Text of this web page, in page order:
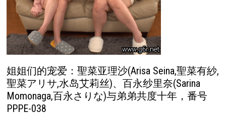
姐姐们的宠爱：聖菜亚理沙(Arisa Seina,聖菜有紗,
聖菜アリサ,水岛艾莉丝)、百永纱里奈(Sarina
Momonaga,百永さりな)与弟弟共度十年，番号
PPPE-038